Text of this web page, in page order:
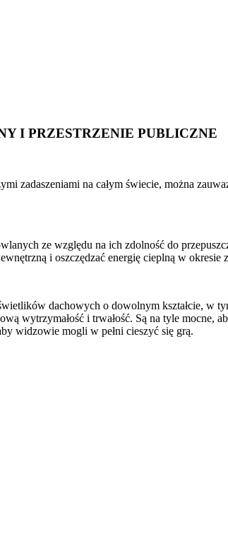
I PRZESTRZENIE PUBLICZNE
zadaszeniami na całym świecie, można
ze względu na ich zdolność do
i oszczędzać energię cieplną w okresie
dachowych o dowolnym kształcie, w
wytrzymałość i trwałość. Są na tyle mocne,
widzowie mogli w pełni cieszyć się grą.